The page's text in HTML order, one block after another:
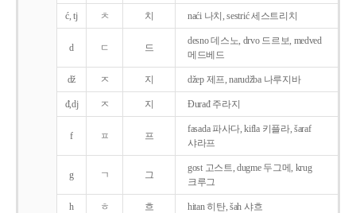
ć, tj ㅊ 치 naći 나치, sestrić 세스트리치
d ㄷ 드
desno 데스노, drvo 드르보, medved
메드베드
dž ㅈ 지 džep 제프, narudžba 나루지바
đ,dj ㅈ 지 Ðurađ 주라지
f ㅍ 프
fasada 파사다, kifla 키플라, šaraf
샤라프
g ㄱ 그
gost 고스트, dugme 두그메, krug
크루그
h ㅎ 흐 hitan 히탄, šah 샤흐